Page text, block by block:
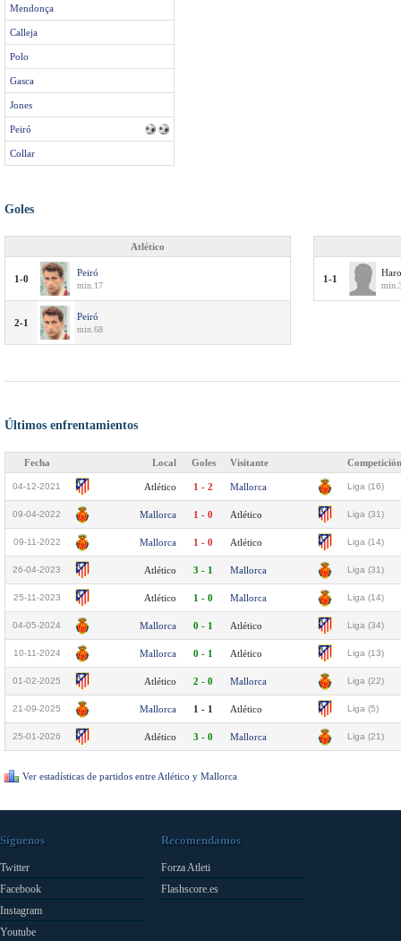
Mendonça
Calleja
Polo
Gasca
Jones
Peiró
Collar
Goles
Atlético
1-0
Peiró
min.17
2-1
Peiró
min.68
1-1
Haro
Últimos enfrentamientos
Fecha Local Goles Visitante Competición
04-12-2021 Atlético 1 - 2 Mallorca Liga (16)
09-04-2022 Mallorca 1 - 0 Atlético Liga (31)
09-11-2022 Mallorca 1 - 0 Atlético Liga (14)
26-04-2023 Atlético 3 - 1 Mallorca Liga (31)
25-11-2023 Atlético 1 - 0 Mallorca Liga (14)
04-05-2024 Mallorca 0 - 1 Atlético Liga (34)
10-11-2024 Mallorca 0 - 1 Atlético Liga (13)
01-02-2025 Atlético 2 - 0 Mallorca Liga (22)
21-09-2025 Mallorca 1 - 1 Atlético Liga (5)
25-01-2026 Atlético 3 - 0 Mallorca Liga (21)
Ver estadísticas de partidos entre Atlético y Mallorca
Síguenos
Twitter
Facebook
Instagram
Youtube
Recomendamos
Forza Atleti
Flashscore.es